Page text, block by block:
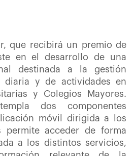
que recibirá un premio de
en el desarrollo de una
destinada a la gestión
y de actividades en
y Colegios Mayores.
dos componentes
móvil dirigida a los
permite acceder de forma
a los distintos servicios,